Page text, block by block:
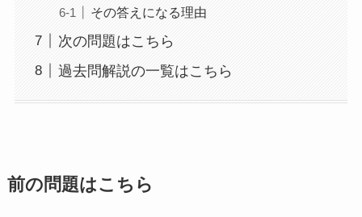
その答えになる理由
次の問題はこちら
過去問解説の一覧はこちら
前の問題はこちら